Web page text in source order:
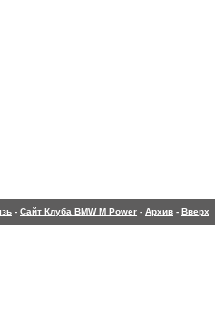
- Сайт Клуба BMW M Power - Архив - Вверх